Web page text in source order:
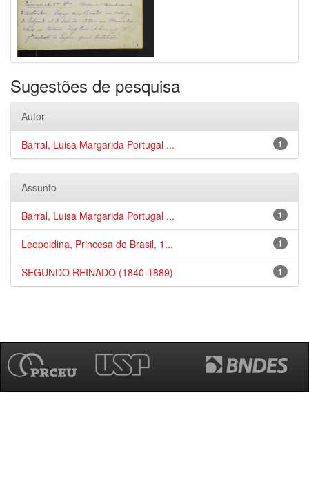
Sugestões de pesquisa
Autor
1
Barral, Luisa Margarida Portugal ...
Assunto
1
Barral, Luisa Margarida Portugal ...
1
Leopoldina, Princesa do Brasil, 1...
1
SEGUNDO REINADO (1840-1889)